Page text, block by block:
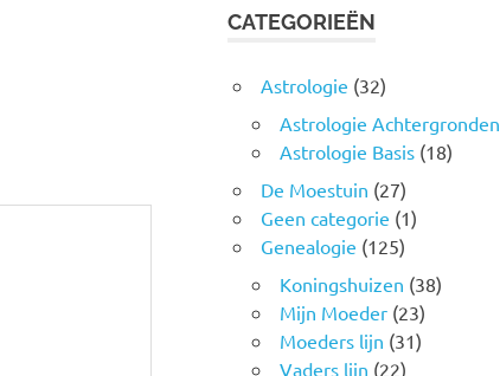
CATEGORIEËN
Astrologie (32)
Astrologie Achtergronden
Astrologie Basis (18)
De Moestuin (27)
Geen categorie (1)
Genealogie (125)
Koningshuizen (38)
Mijn Moeder (23)
Moeders lijn (31)
Vaders lijn (22)